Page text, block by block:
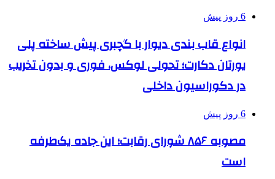
6 روز پیش
انواع قاب بندی دیوار با گچبری پیش ساخته پلی
یورتان دکارت؛ تحولی لوکس، فوری و بدون تخریب
در دکوراسیون داخلی
6 روز پیش
مصوبه ۸۵۶ شورای رقابت؛ این جاده یک‌طرفه
است